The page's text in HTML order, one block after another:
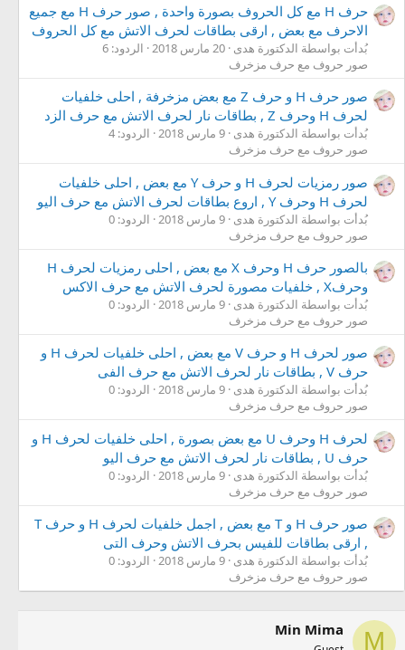
حرف H مع كل الحروف بصورة واحدة , صور حرف H مع جميع
الاحرف مع بعض , ارقى بطاقات لحرف الاتش مع كل الحروف
بُدأت بواسطة الدكتورة هدى 20 مارس 2018
الردود: 6
صور حروف مع حرف مزخرف
صور حرف H و حرف Z مع بعض مزخرفة , احلى خلفيات
لحرف H وحرف Z , بطاقات نار لحرف الاتش مع حرف الزد
بُدأت بواسطة الدكتورة هدى 9 مارس 2018
الردود: 4
صور حروف مع حرف مزخرف
صور رمزيات لحرف H و حرف Y مع بعض , احلى خلفيات
لحرف H وحرف Y , اروع بطاقات لحرف الاتش مع حرف اليو
بُدأت بواسطة الدكتورة هدى 9 مارس 2018
الردود: 0
صور حروف مع حرف مزخرف
بالصور حرف H وحرف X مع بعض , احلى رمزيات لحرف H
وحرفX , خلفيات مصورة لحرف الاتش مع حرف الاكس
بُدأت بواسطة الدكتورة هدى 9 مارس 2018
الردود: 0
صور حروف مع حرف مزخرف
صور لحرف H و حرف V مع بعض , احلى خلفيات لحرف H و
حرف V , بطاقات نار لحرف الاتش مع حرف الفى
بُدأت بواسطة الدكتورة هدى 9 مارس 2018
الردود: 0
صور حروف مع حرف مزخرف
لحرف H وحرف U مع بعض بصورة , احلى خلفيات لحرف H و
حرف U , بطاقات نار لحرف الاتش مع حرف اليو
بُدأت بواسطة الدكتورة هدى 9 مارس 2018
الردود: 0
صور حروف مع حرف مزخرف
صور حرف H و T مع بعض , اجمل خلفيات لحرف H و حرف T
, ارقى بطاقات للفيس بحرف الاتش وحرف التى
بُدأت بواسطة الدكتورة هدى 9 مارس 2018
الردود: 0
صور حروف مع حرف مزخرف
M
Min Mima